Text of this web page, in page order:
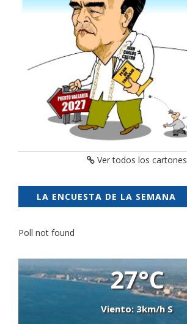
Ver todos los cartones
LA ENCUESTA DE LA SEMANA
Poll not found
27°C
Viento: 3km/h S